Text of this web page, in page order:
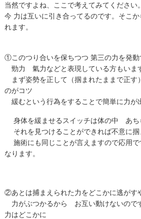
当然ですよね、ここで考えてみてください。
今 力は互いに引き合ってるのです。そこ
れます。
①このつり合いを保ちつつ 第三の力を発動
勁力 氣力などと表現している方もいま
まず姿勢を正して（掴まれたままで正す
のがコツ
緩むという行為をすることで簡単に力が
身体を緩ませるスイッチは体の中 あち
それを見つけることができれば不意に掴
施術にも同じことが言えますので応用で
なります。
②あとは捕まえられた力をどこかに逃がす
力がぶつかるから お互い動けないので
力はどこかに